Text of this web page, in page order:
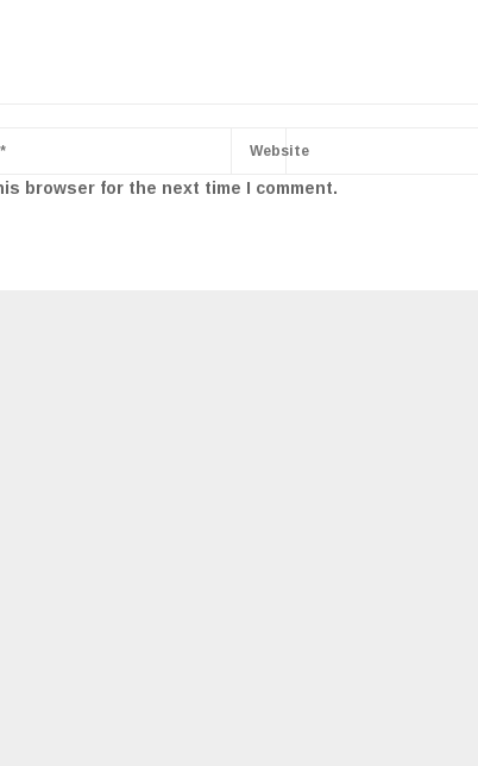
browser for the next time I comment.